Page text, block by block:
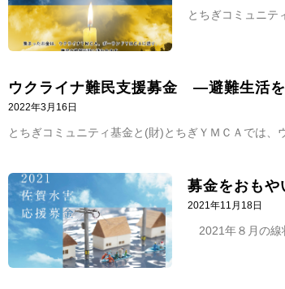
とちぎコミュニテ
ウクライナ難民支援募金 ―避難生活
2022年3月16日
とちぎコミュニティ基金と(財)とちぎＹＭＣＡでは
募金をおもや
2021年11月18日
2021年８月の線